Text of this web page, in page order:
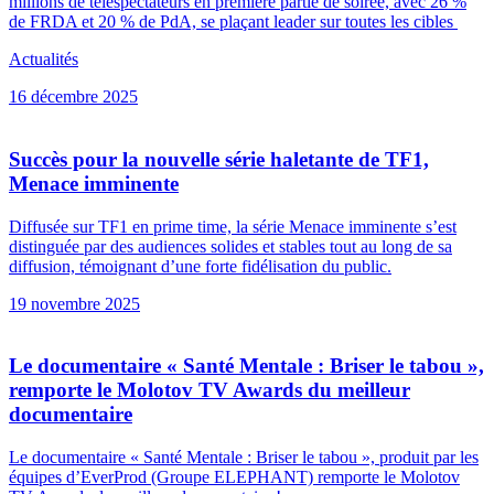
de FRDA et 20 % de PdA, se plaçant leader sur toutes les cibles
Actualités
16 décembre 2025
Succès pour la nouvelle série haletante de TF1,
Menace imminente
Diffusée sur TF1 en prime time, la série Menace imminente s’est
distinguée par des audiences solides et stables tout au long de sa
diffusion, témoignant d’une forte fidélisation du public.
19 novembre 2025
Le documentaire « Santé Mentale : Briser le tabou »,
remporte le Molotov TV Awards du meilleur
documentaire
Le documentaire « Santé Mentale : Briser le tabou », produit par les
équipes d’EverProd (Groupe ELEPHANT) remporte le Molotov